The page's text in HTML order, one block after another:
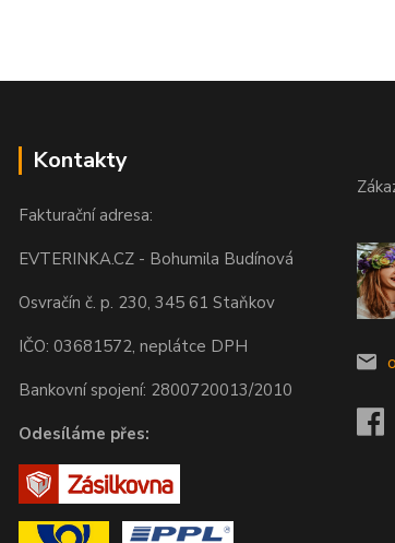
Kontakty
Fakturační adresa:
EVTERINKA.CZ - Bohumila Budínová
Osvračín č. p. 230, 345 61 Staňkov
IČO: 03681572, neplátce DPH
Bankovní spojení: 2800720013/2010
Odesíláme přes: